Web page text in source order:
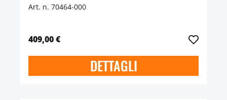
Art. n. 70464-000
409,00 €
DETTAGLI